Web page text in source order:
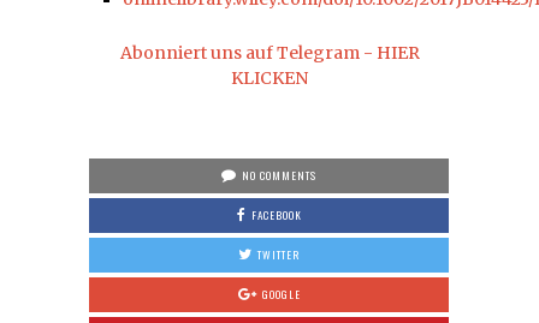
Abonniert uns auf Telegram - HIER
KLICKEN
NO COMMENTS
FACEBOOK
TWITTER
GOOGLE